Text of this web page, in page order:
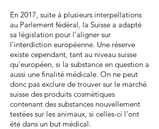
En 2017, suite à plusieurs interpellations
au Parlement fédéral, la Suisse a adapté
sa législation pour l’aligner sur
l’interdiction européenne. Une réserve
existe cependant, tant au niveau suisse
qu’européen, si la substance en question a
aussi une finalité médicale. On ne peut
donc pas exclure de trouver sur le marché
suisse des produits cosmétiques
contenant des substances nouvellement
testées sur les animaux, si celles-ci l’ont
été dans un but médical.